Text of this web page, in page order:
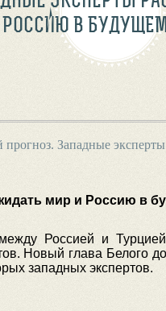
РОССИЮ В
Западные
мир и Россию в
между Россией и
Новый глава Белого
западных экспертов.